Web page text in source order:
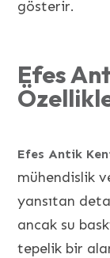
gösterir.
Efes
Efes Antik
mühendislik
yansıtan
ancak su
tepelik bir